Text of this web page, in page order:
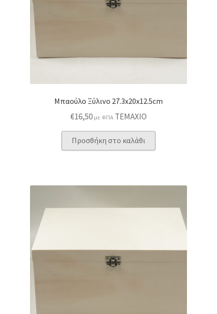
Μπαούλο Ξύλινο 27.3x20x12.5cm
€16,50 με ΦΠΑ ΤΕΜΑΧΙΟ
Προσθήκη στο καλάθι